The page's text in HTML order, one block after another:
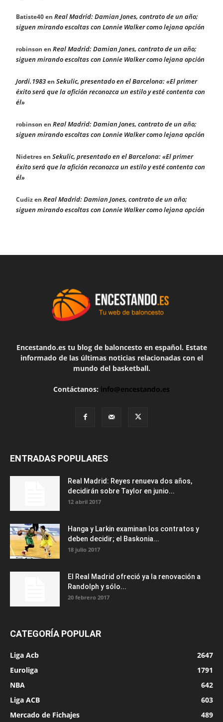
Batiste40en Real Madrid: Damian Jones, contrato de un año;
siguen mirando escoltas con Lonnie Walker como lejana opción
robinson en Real Madrid: Damian Jones, contrato de un año;
siguen mirando escoltas con Lonnie Walker como lejana opción
Jordi.1983en Sekulic, presentado en el Barcelona: «El primer
éxito será que la afición reconozca un estilo y esté contenta con
él»
robinson en Real Madrid: Damian Jones, contrato de un año;
siguen mirando escoltas con Lonnie Walker como lejana opción
Nidetresen Sekulic, presentado en el Barcelona: «El primer
éxito será que la afición reconozca un estilo y esté contenta con
él»
Cudizen Real Madrid: Damian Jones, contrato de un año;
siguen mirando escoltas con Lonnie Walker como lejana opción
Encestando.es tu blog de baloncesto en español. Estate
informado de las últimas noticias relacionadas con el
mundo del basketball.
Contáctanos: info@encestando.es
ENTRADAS POPULARES
Real Madrid: Reyes renueva dos años,
decidirán sobre Taylor en junio...
12 abril 2017
Hanga y Larkin examinan los contratos y
deben decidir; el Baskonia...
18 julio 2017
El Real Madrid ofreció ya la renovación a
Randolph y sólo...
20 febrero 2017
CATEGORÍA POPULAR
Liga Acb
2647
Euroliga
1791
NBA
642
Liga ACB
603
Mercado de Fichajes
489